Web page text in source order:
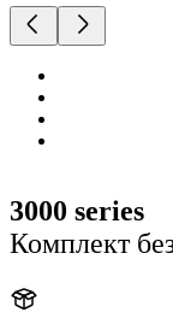
3000 series
Комплект